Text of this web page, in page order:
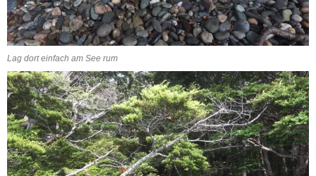
Lag dort einfach am See rum